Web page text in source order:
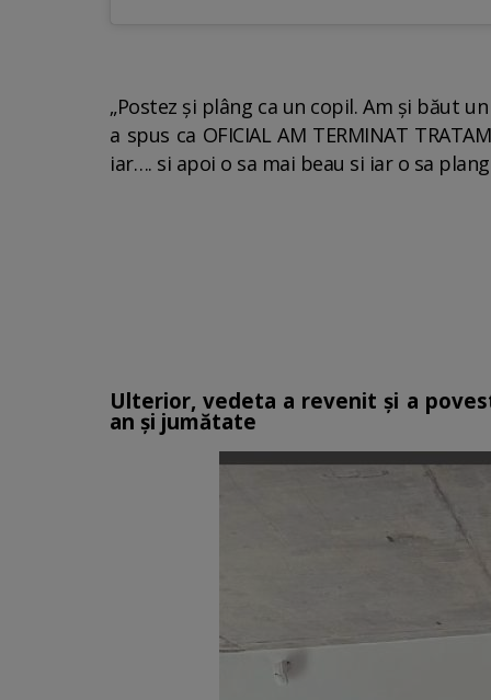
„Postez și plâng ca un copil. Am și băut
a spus ca OFICIAL AM TERMINAT
iar…. si apoi o sa mai beau si iar o sa
Ulterior, vedeta a revenit și a
an și jumătate